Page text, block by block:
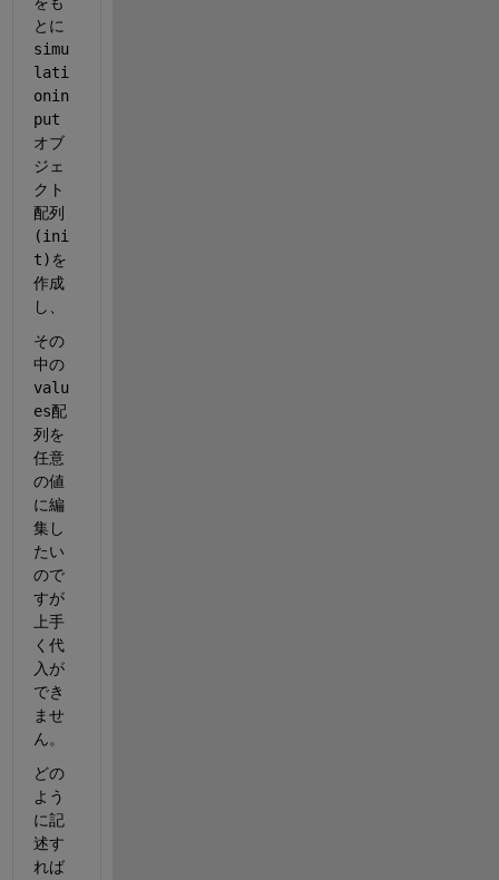
とに
simu
lati
onin
put
オブ
ジェ
クト
配列
(ini
t)を
作成
し、
その
中の
valu
es配
列を
任意
の値
に編
集し
たい
ので
すが
上手
く代
入が
でき
ませ
ん。
どの
よう
に記
述す
れば